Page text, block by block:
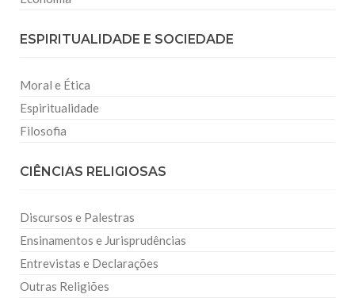
ESPIRITUALIDADE E SOCIEDADE
Moral e Ética
Espiritualidade
Filosofia
CIÊNCIAS RELIGIOSAS
Discursos e Palestras
Ensinamentos e Jurisprudências
Entrevistas e Declarações
Outras Religiões